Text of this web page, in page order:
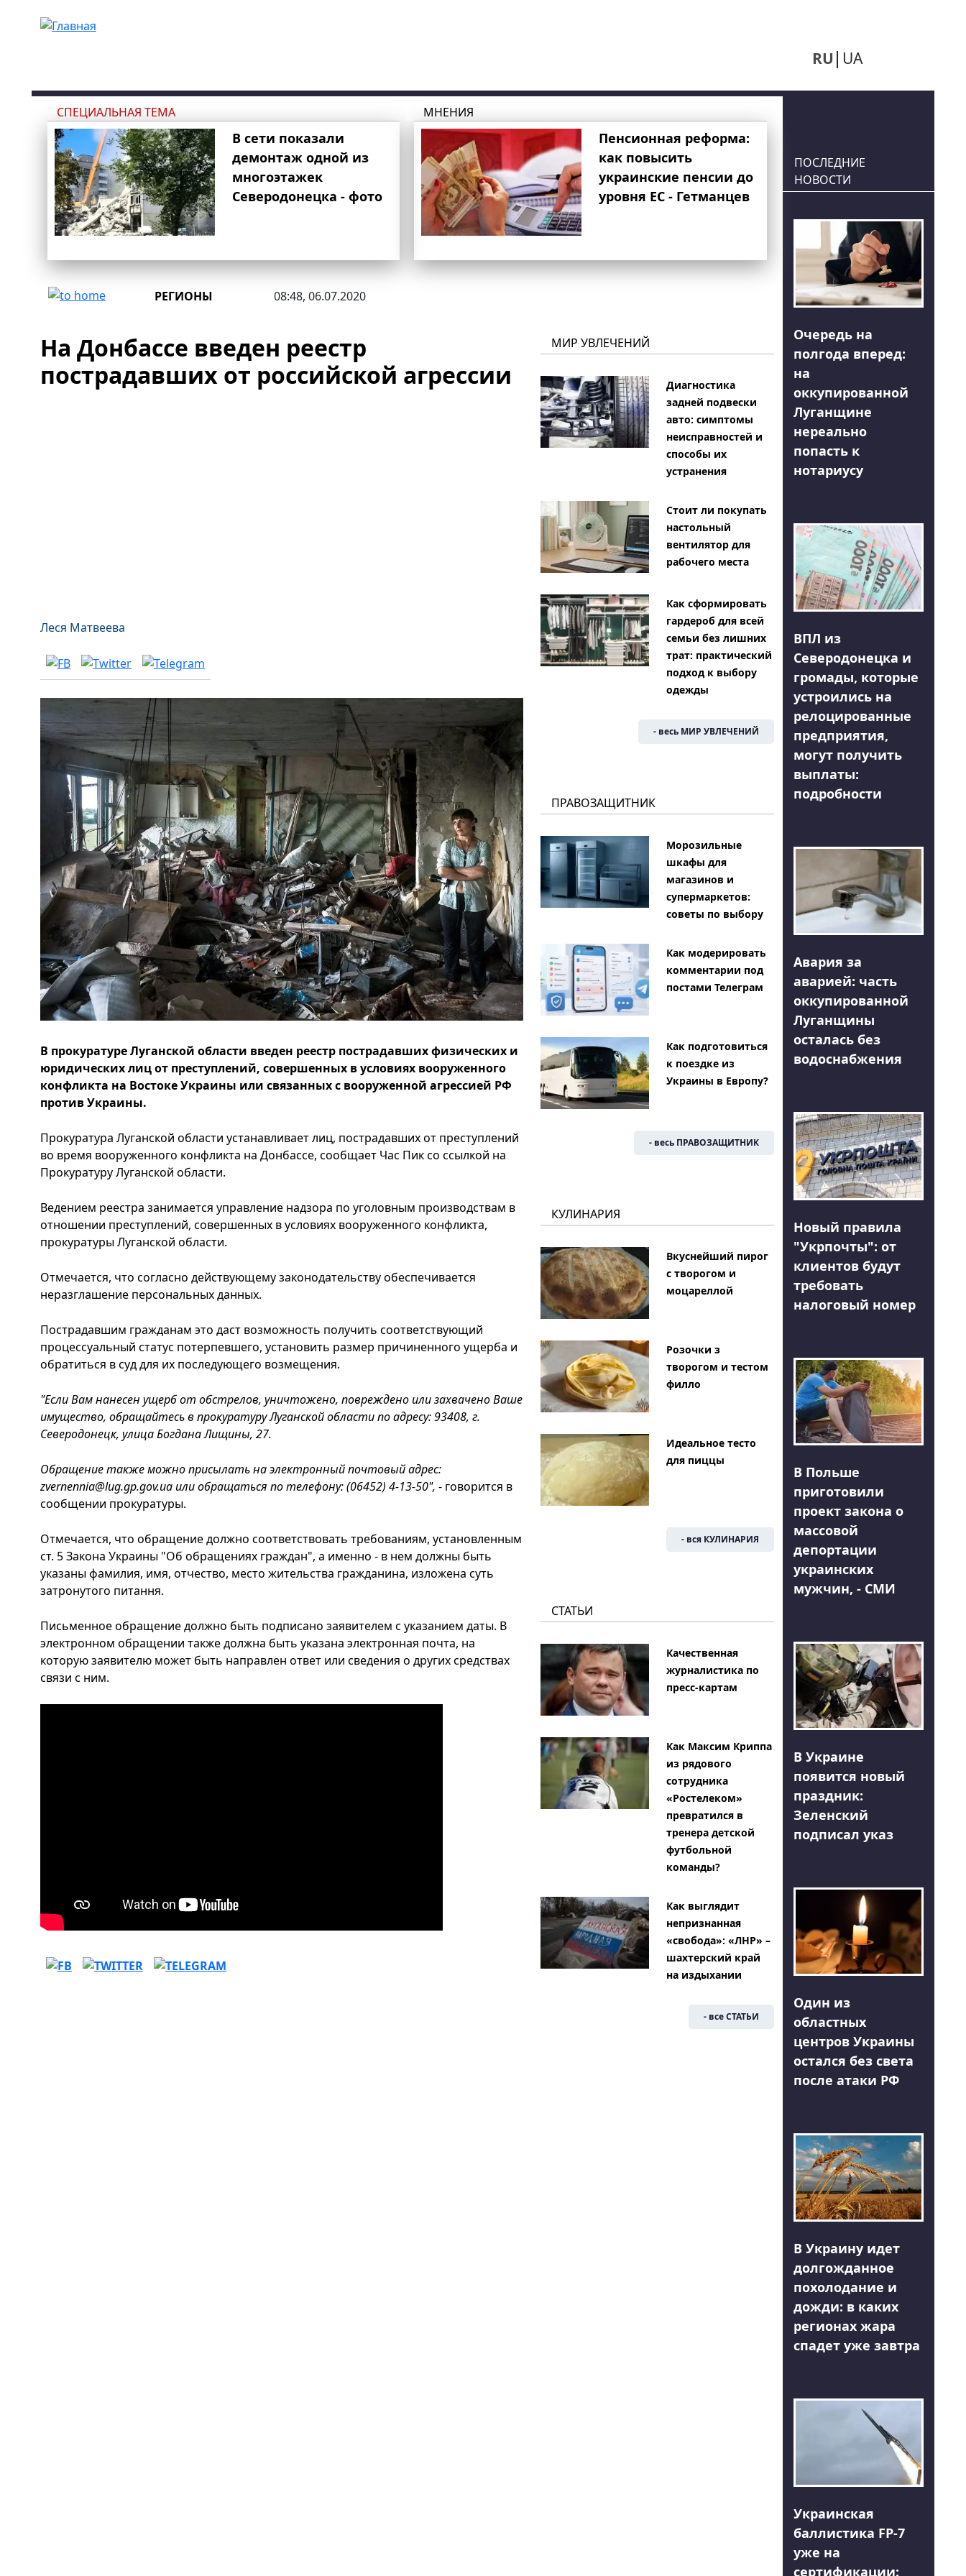
RU UA
СПЕЦИАЛЬНАЯ ТЕМА
В сети показали
демонтаж одной из
многоэтажек
Северодонецка - фото
МНЕНИЯ
Пенсионная реформа:
как повысить
украинские пенсии до
уровня ЕС - Гетманцев
РЕГИОНЫ 08:48, 06.07.2020
На Донбассе введен реестр
пострадавших от российской агрессии
Леся Матвеева
В прокуратуре Луганской области введен реестр пострадавших физических и
юридических лиц от преступлений, совершенных в условиях вооруженного
конфликта на Востоке Украины или связанных с вооруженной агрессией РФ
против Украины.
Прокуратура Луганской области устанавливает лиц, пострадавших от преступлений
во время вооруженного конфликта на Донбассе, сообщает Час Пик со ссылкой на
Прокуратуру Луганской области.
Ведением реестра занимается управление надзора по уголовным производствам в
отношении преступлений, совершенных в условиях вооруженного конфликта,
прокуратуры Луганской области.
Отмечается, что согласно действующему законодательству обеспечивается
неразглашение персональных данных.
Пострадавшим гражданам это даст возможность получить соответствующий
процессуальный статус потерпевшего, установить размер причиненного ущерба и
обратиться в суд для их последующего возмещения.
"Если Вам нанесен ущерб от обстрелов, уничтожено, повреждено или захвачено Ваше
имущество, обращайтесь в прокуратуру Луганской области по адресу: 93408, г.
Северодонецк, улица Богдана Лищины, 27.
Обращение также можно присылать на электронный почтовый адрес:
zvernennia@lug.gp.gov.uaили обращаться по телефону: (06452) 4-13-50", - говорится в
сообщении прокуратуры.
Отмечается, что обращение должно соответствовать требованиям, установленным
ст. 5 Закона Украины "Об обращениях граждан", а именно - в нем должны быть
указаны фамилия, имя, отчество, место жительства гражданина, изложена суть
затронутого питання.
Письменное обращение должно быть подписано заявителем с указанием даты. В
электронном обращении также должна быть указана электронная почта, на
которую заявителю может быть направлен ответ или сведения о других средствах
связи с ним.
МИР УВЛЕЧЕНИЙ
Диагностика
задней подвески
авто: симптомы
неисправностей и
способы их
устранения
Стоит ли покупать
настольный
вентилятор для
рабочего места
Как сформировать
гардероб для всей
семьи без лишних
трат: практический
подход к выбору
одежды
- весь МИР УВЛЕЧЕНИЙ
ПРАВОЗАЩИТНИК
Морозильные
шкафы для
магазинов и
супермаркетов:
советы по выбору
Как модерировать
комментарии под
постами Телеграм
Как подготовиться
к поездке из
Украины в Европу?
- весь ПРАВОЗАЩИТНИК
КУЛИНАРИЯ
Вкуснейший пирог
с творогом и
моцареллой
Розочки з
творогом и тестом
филло
Идеальное тесто
для пиццы
- вся КУЛИНАРИЯ
СТАТЬИ
Качественная
журналистика по
пресс-картам
Как Максим Криппа
из рядового
сотрудника
«Ростелеком»
превратился в
тренера детской
футбольной
команды?
Как выглядит
непризнанная
«свобода»: «ЛНР» –
шахтерский край
на издыхании
- все СТАТЬИ
ПОСЛЕДНИЕ
НОВОСТИ
Очередь на
полгода вперед:
на
оккупированной
Луганщине
нереально
попасть к
нотариусу
ВПЛ из
Северодонецка и
громады, которые
устроились на
релоцированные
предприятия,
могут получить
выплаты:
подробности
Авария за
аварией: часть
оккупированной
Луганщины
осталась без
водоснабжения
Новый правила
"Укрпочты": от
клиентов будут
требовать
налоговый номер
В Польше
приготовили
проект закона о
массовой
депортации
украинских
мужчин, - СМИ
В Украине
появится новый
праздник:
Зеленский
подписал указ
Один из
областных
центров Украины
остался без света
после атаки РФ
В Украину идет
долгожданное
похолодание и
дожди: в каких
регионах жара
спадет уже завтра
Украинская
баллистика FP-7
уже на
сертификации: